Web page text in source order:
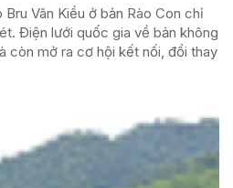
Vân Kiều ở bản Rào Con chỉ
Điện lưới quốc gia về bản không
còn mở ra cơ hội kết nối, đổi thay